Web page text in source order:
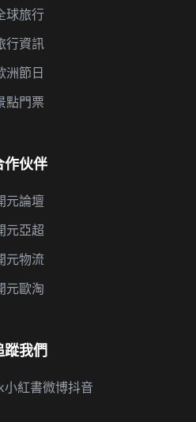
球旅行
行資訊
洲節日
點門票
作伙伴
元論壇
元亞超
元物流
元歐淘
蹤我們
小紅書微博抖音